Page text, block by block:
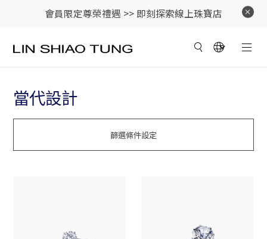
會員限定尊榮禮遇 >> 即刻探索線上珠寶店
當代設計
篩選條件設定